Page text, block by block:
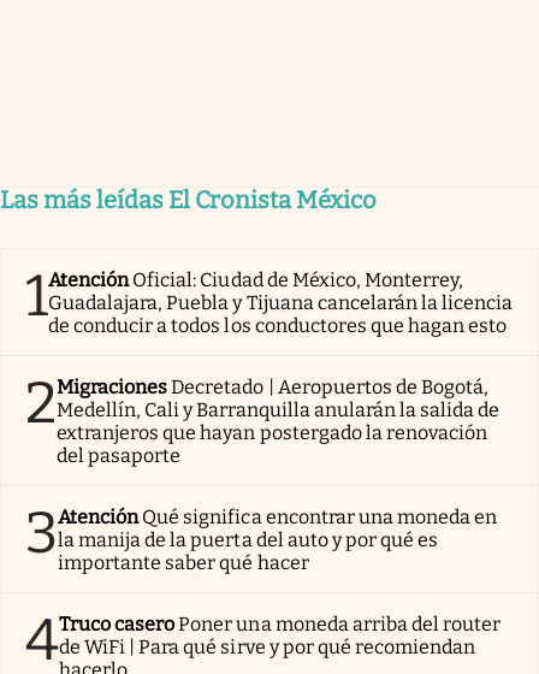
Las más leídas El Cronista México
1AtenciónOficial: Ciudad de México, Monterrey,
Guadalajara, Puebla y Tijuana cancelarán la licencia
de conducir a todos los conductores que hagan esto
2MigracionesDecretado | Aeropuertos de Bogotá,
Medellín, Cali y Barranquilla anularán la salida de
extranjeros que hayan postergado la renovación
del pasaporte
3AtenciónQué significa encontrar una moneda en
la manija de la puerta del auto y por qué es
importante saber qué hacer
4Truco caseroPoner una moneda arriba del router
de WiFi | Para qué sirve y por qué recomiendan